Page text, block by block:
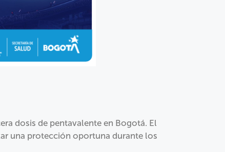
dosis de pentavalente en Bogotá. El
una protección oportuna durante los